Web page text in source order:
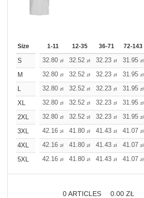
Size 1-11 12-35 36-71 72-143
S 32.80 zł 32.52 zł 32.23 zł 31.95 zł
M
32.80 zł 32.52 zł 32.23 zł 31.95 zł
L
32.80 zł 32.52 zł 32.23 zł 31.95 zł
XL
32.80 zł 32.52 zł 32.23 zł 31.95 zł
2XL
32.80 zł 32.52 zł 32.23 zł 31.95 zł
3XL
42.16 zł 41.80 zł 41.43 zł 41.07 zł
4XL
42.16 zł 41.80 zł 41.43 zł 41.07 zł
5XL
42.16 zł 41.80 zł 41.43 zł 41.07 zł
0ARTICLES 0.00 ZŁ